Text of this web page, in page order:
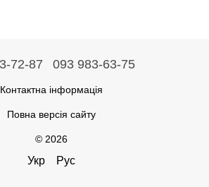
72-87 093 983-63-75
Контактна інформація
Повна версія сайту
© 2026
Укр Рус